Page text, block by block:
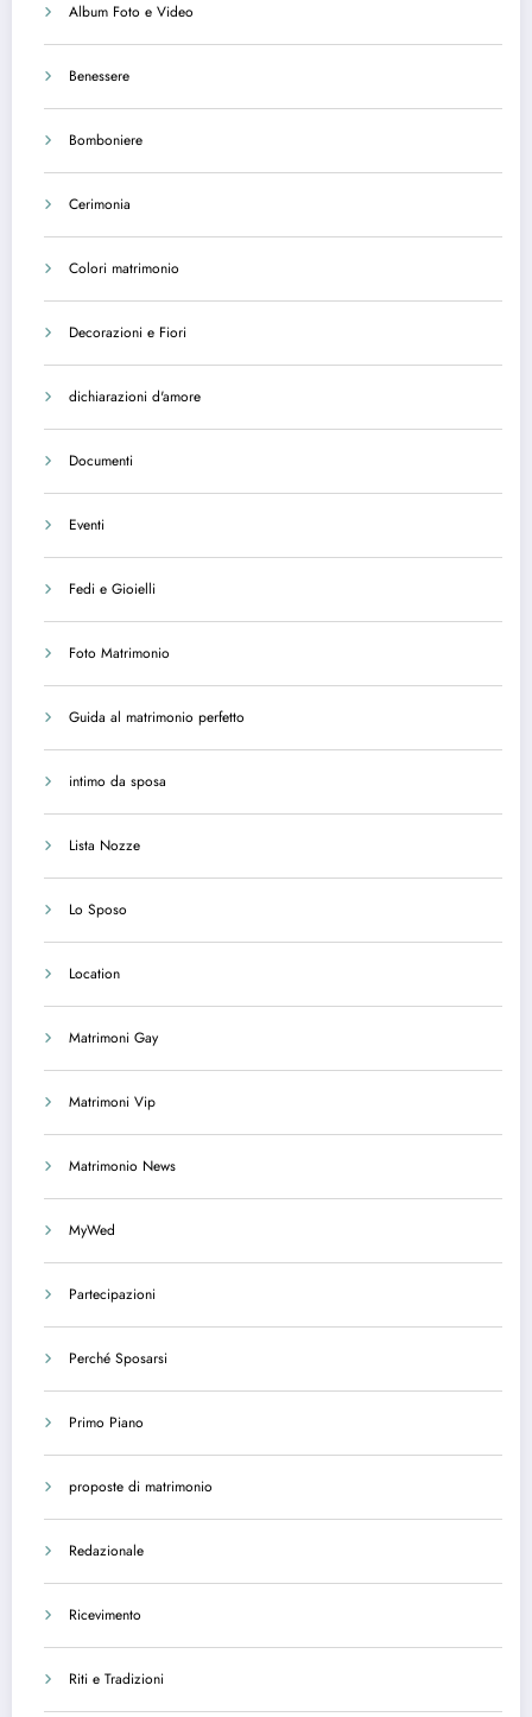
Album Foto e Video
Benessere
Bomboniere
Cerimonia
Colori matrimonio
Decorazioni e Fiori
dichiarazioni d'amore
Documenti
Eventi
Fedi e Gioielli
Foto Matrimonio
Guida al matrimonio perfetto
intimo da sposa
Lista Nozze
Lo Sposo
Location
Matrimoni Gay
Matrimoni Vip
Matrimonio News
MyWed
Partecipazioni
Perché Sposarsi
Primo Piano
proposte di matrimonio
Redazionale
Ricevimento
Riti e Tradizioni